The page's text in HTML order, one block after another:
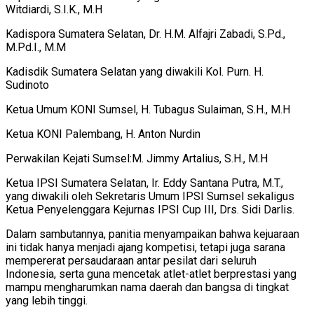
Witdiardi, S.I.K., M.H
Kadispora Sumatera Selatan, Dr. H.M. Alfajri Zabadi, S.Pd.,
M.Pd.I., M.M
Kadisdik Sumatera Selatan yang diwakili Kol. Purn. H.
Sudinoto
Ketua Umum KONI Sumsel, H. Tubagus Sulaiman, S.H., M.H
Ketua KONI Palembang, H. Anton Nurdin
Perwakilan Kejati Sumsel:M. Jimmy Artalius, S.H., M.H
Ketua IPSI Sumatera Selatan, Ir. Eddy Santana Putra, M.T.,
yang diwakili oleh Sekretaris Umum IPSI Sumsel sekaligus
Ketua Penyelenggara Kejurnas IPSI Cup III, Drs. Sidi Darlis.
Dalam sambutannya, panitia menyampaikan bahwa kejuaraan
ini tidak hanya menjadi ajang kompetisi, tetapi juga sarana
mempererat persaudaraan antar pesilat dari seluruh
Indonesia, serta guna mencetak atlet-atlet berprestasi yang
mampu mengharumkan nama daerah dan bangsa di tingkat
yang lebih tinggi.